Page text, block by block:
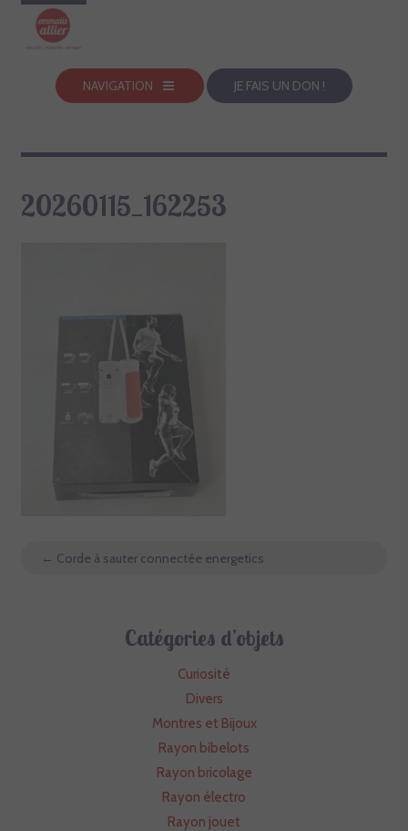
NAVIGATION JE FAIS UN DON !
20260115_162253
← Corde à sauter connectée energetics
Catégories d’objets
Curiosité
Divers
Montres et Bijoux
Rayon bibelots
Rayon bricolage
Rayon électro
Rayon jouet